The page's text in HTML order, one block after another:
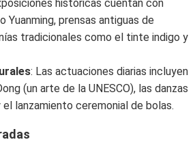
históricas cuentan con
Yuanming, prensas antiguas de
tradicionales como el tinte indigo y
: Las actuaciones diarias incluyen
(un arte de la UNESCO), las danzas
lanzamiento ceremonial de bolas.